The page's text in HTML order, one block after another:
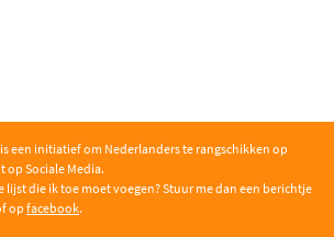
een initiatief om Nederlanders te rangschikken op
Sociale Media.
lijst die ik toe moet voegen? Stuur me dan een berichtje
op facebook.